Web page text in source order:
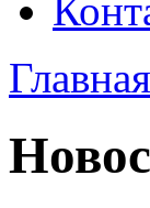
Главная